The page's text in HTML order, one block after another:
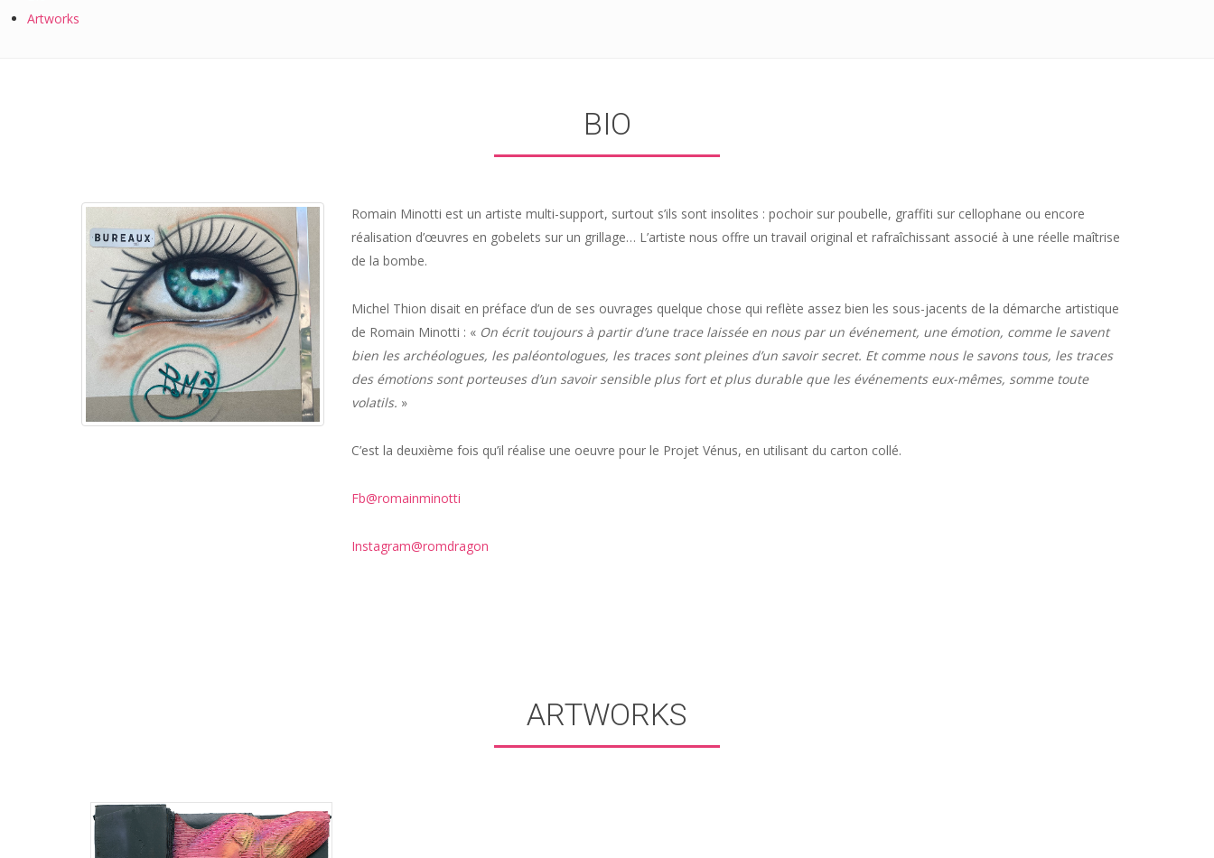
Artworks
BIO
Romain Minotti est un artiste multi-support, surtout s’ils sont insolites : pochoir sur poubelle, graffiti sur cellophane ou encore
réalisation d’œuvres en gobelets sur un grillage… L’artiste nous offre un travail original et rafraîchissant associé à une réelle maîtrise
de la bombe.
Michel Thion disait en préface d’un de ses ouvrages quelque chose qui reflète assez bien les sous-jacents de la démarche artistique
de Romain Minotti : « On écrit toujours à partir d’une trace laissée en nous par un événement, une émotion, comme le savent
bien les archéologues, les paléontologues, les traces sont pleines d’un savoir secret. Et comme nous le savons tous, les traces
des émotions sont porteuses d’un savoir sensible plus fort et plus durable que les événements eux-mêmes, somme toute
volatils. »
C’est la deuxième fois qu’il réalise une oeuvre pour le Projet Vénus, en utilisant du carton collé.
Fb@romainminotti
Instagram@romdragon
ARTWORKS